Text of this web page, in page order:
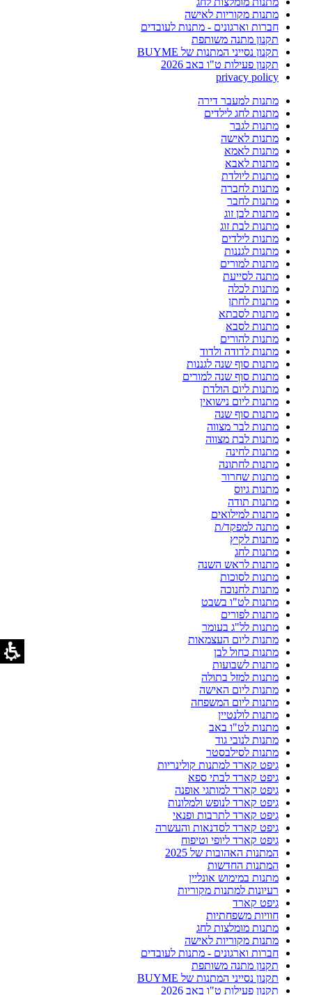
מתנות מקוריות לאישה
חברות וארגונים - מתנות לעובדים
תקנון מתנה משותפת
תקנון נסייני המתנות של BUYME
תקנון פעילות ט"ו באב 2026
privacy policy
מתנות למעבר דירה
מתנות לחג לילדים
מתנות לגבר
מתנות לאישה
מתנות לאמא
מתנות לאבא
מתנות ליולדת
מתנות לחברה
מתנות לחבר
מתנות לבן זוג
מתנות לבת זוג
מתנות לילדים
מתנות לגננות
מתנות למורים
מתנה לסייעת
מתנות לכלה
מתנות לחתן
מתנות לסבתא
מתנות לסבא
מתנות להורים
מתנות לדודה ולדוד
מתנות סוף שנה לגננות
מתנות סוף שנה למורים
מתנות ליום הולדת
מתנות ליום נישואין
מתנות סוף שנה
מתנות לבר מצווה
מתנות לבת מצווה
מתנות לחינה
מתנות לחתונה
מתנות שחרור
מתנות גיוס
מתנות תודה
מתנות למילואים
מתנה למפקד/ת
מתנות לקיץ
מתנות לחג
מתנות לראש השנה
מתנות לסוכות
מתנות לחנוכה
מתנות לט"ו בשבט
מתנות לפורים
מתנות לל"ג בעומר
מתנות ליום העצמאות
מתנות כחול לבן
מתנות לשבועות
מתנות למזל בתולה
מתנות ליום האישה
מתנות ליום המשפחה
מתנות לולנטיין
מתנות לט"ו באב
מתנות לנובי גוד
מתנות לסילבסטר
גיפט קארד למתנות קולינריות
גיפט קארד לבתי ספא
גיפט קארד למותגי אופנה
גיפט קארד לנופש ולמלונות
גיפט קארד לתרבות ופנאי
גיפט קארד לסדנאות והעשרה
גיפט קארד ליופי וטיפוח
המתנות האהובות של 2025
המתנות החדשות
מתנות במימוש אונליין
רעיונות למתנות מקוריות
גיפט קארד
חוויות משפחתיות
מתנות מומלצות לחג
מתנות מקוריות לאישה
חברות וארגונים - מתנות לעובדים
תקנון מתנה משותפת
תקנון נסייני המתנות של BUYME
תקנון פעילות ט"ו באב 2026